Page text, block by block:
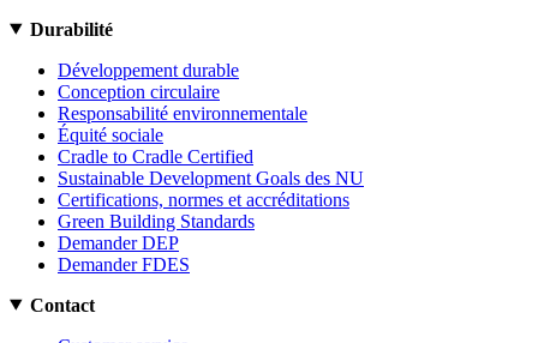
Durabilité
Développement durable
Conception circulaire
Responsabilité environnementale
Équité sociale
Cradle to Cradle Certified
Sustainable Development Goals des NU
Certifications, normes et accréditations
Green Building Standards
Demander DEP
Demander FDES
Contact